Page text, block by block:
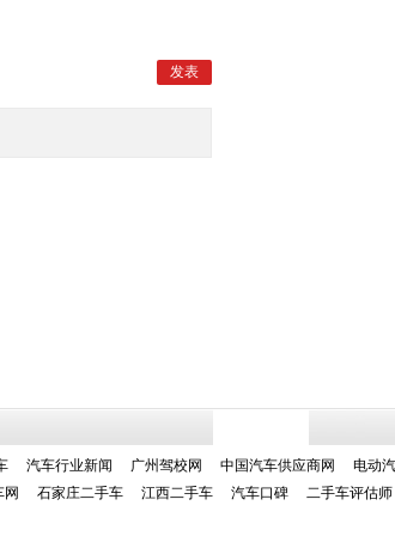
汽车行业新闻 广州驾校网 中国汽车供应商网 电动
网 石家庄二手车 江西二手车 汽车口碑 二手车评估师